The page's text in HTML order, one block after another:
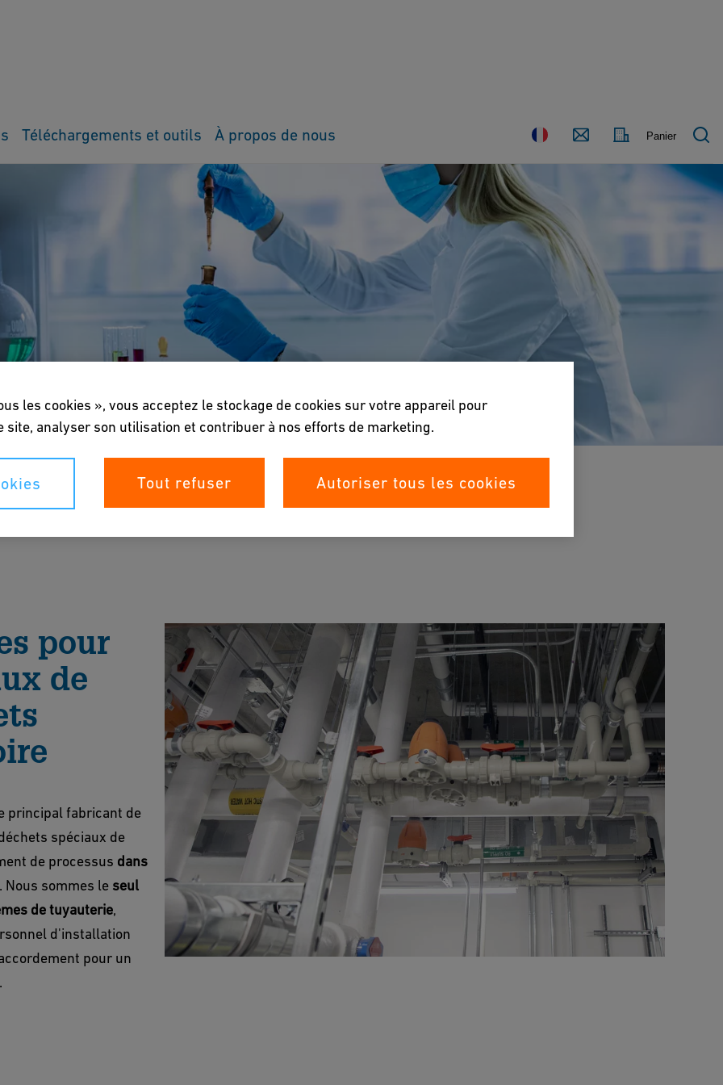
Pays
Nous
contacter
Panier
Téléchargements et outils À propos de nous
de déchets spécifiques ou d'eau
de systèmes de tuyauterie adaptées à
brochure
pour
de
principal fabricant de
spéciaux de
de processus dans
. Nous sommes le seul
de tuyauterie,
d'installation
pour un
les cookies », vous acceptez le stockage de cookies sur votre appareil pour
site, analyser son utilisation et contribuer à nos efforts de marketing.
Tout refuser Autoriser tous les cookies